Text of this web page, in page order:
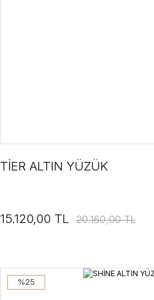
TİER ALTIN YÜZÜK
15.120,00 TL 20.160,00 TL
%25